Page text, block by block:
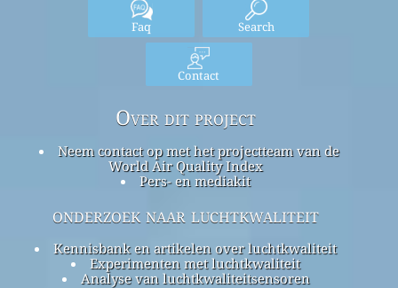
Faq Search
Contact
Over dit project
Neem contact op met het projectteam van de
World Air Quality Index
Pers- en mediakit
onderzoek naar luchtkwaliteit
Kennisbank en artikelen over luchtkwaliteit
Experimenten met luchtkwaliteit
Analyse van luchtkwaliteitsensoren